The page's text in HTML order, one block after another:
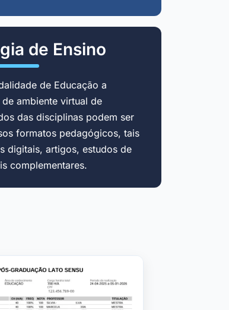
de Ensino
de Educação a
ambiente virtual de
das disciplinas podem ser
formatos pedagógicos, tais
digitais, artigos, estudos de
complementares.